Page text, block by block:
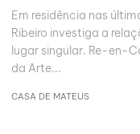
Em residência nas
Ribeiro investiga a
lugar singular. Re-en-
da Arte...
CASA DE MATEUS